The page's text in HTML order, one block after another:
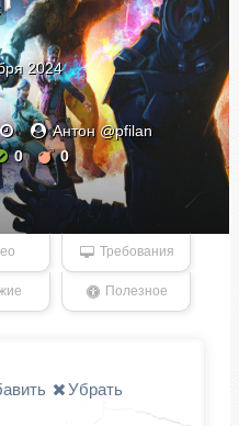
2024
Антон @pfilan
0 0
Требования
Полезное
Убрать